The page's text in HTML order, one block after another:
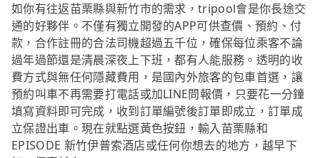
如你有往返苗栗縣與新竹市的需求，tripool會是你長途交
通的好夥伴。不僅有獨立開發的APP可供查價、預約、付
款，合作註冊的合法司機超過五千位，確保每位乘客不論
過年過節還是清晨深夜上下班，都有人能服務。透明的收
費方式與無任何隱藏費用，是國內外旅客的包車首選，讓
預約叫車不再需要打電話或加LINE問報價，只要花一分鐘
填寫資料即可完成，收到訂單編號後訂單即成立，訂單成
立保證出車。現在就點選黃色按鈕，輸入苗栗縣和
EPISODE 新竹伊普索酒店或任何你想去的地方，越早下